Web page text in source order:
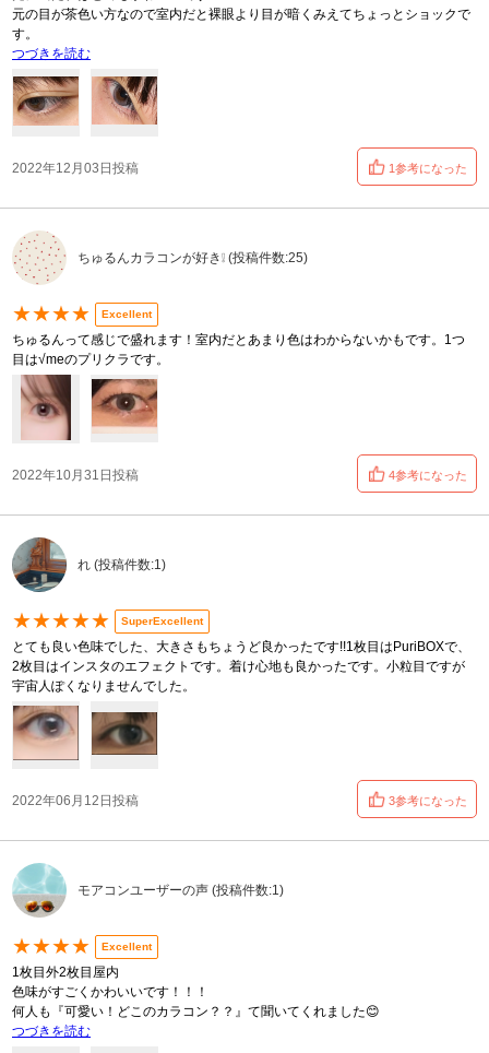
元の目が茶色い方なので室内だと裸眼より目が暗くみえてちょっとショックで
す。
つづきを読む
2022年12月03日投稿 1参考になった
ちゅるんカラコンが好き❕ (投稿件数:25)
★★★★ Excellent
ちゅるんって感じで盛れます！室内だとあまり色はわからないかもです。1つ
目は√meのプリクラです。
2022年10月31日投稿 4参考になった
れ (投稿件数:1)
★★★★★ SuperExcellent
とても良い色味でした、大きさもちょうど良かったです!!1枚目はPuriBOXで、
2枚目はインスタのエフェクトです。着け心地も良かったです。小粒目ですが
宇宙人ぽくなりませんでした。
2022年06月12日投稿 3参考になった
モアコンユーザーの声 (投稿件数:1)
★★★★ Excellent
1枚目外2枚目屋内
色味がすごくかわいいです！！！
何人も『可愛い！どこのカラコン？？』て聞いてくれました😊
つづきを読む